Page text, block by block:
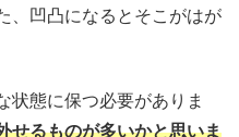
、凹凸になるとそこがはが
状態に保つ必要がありま
せるものが多いかと思いま